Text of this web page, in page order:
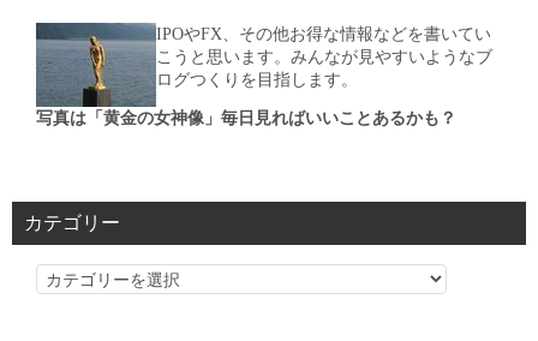
IPOやFX、その他お得な情報などを書いてい
こうと思います。みんなが見やすいようなブ
ログつくりを目指します。
写真は「黄金の女神像」毎日見ればいいことあるかも？
カテゴリー
カ